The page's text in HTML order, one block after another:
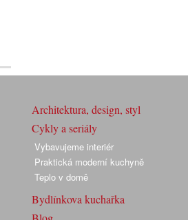
Architektura, design, styl
Cykly a seriály
Vybavujeme interiér
Praktická moderní kuchyně
Teplo v domě
Bydlínkova kuchařka